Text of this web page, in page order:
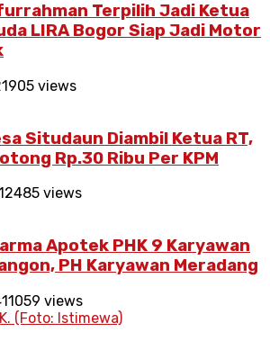
Terpilih Jadi Ketua
LIRA Bogor Siap Jadi Motor
views
Situdaun Diambil Ketua RT,
Rp.30 Ribu Per KPM
views
Apotek PHK 9 Karyawan
PH Karyawan Meradang
11059 views